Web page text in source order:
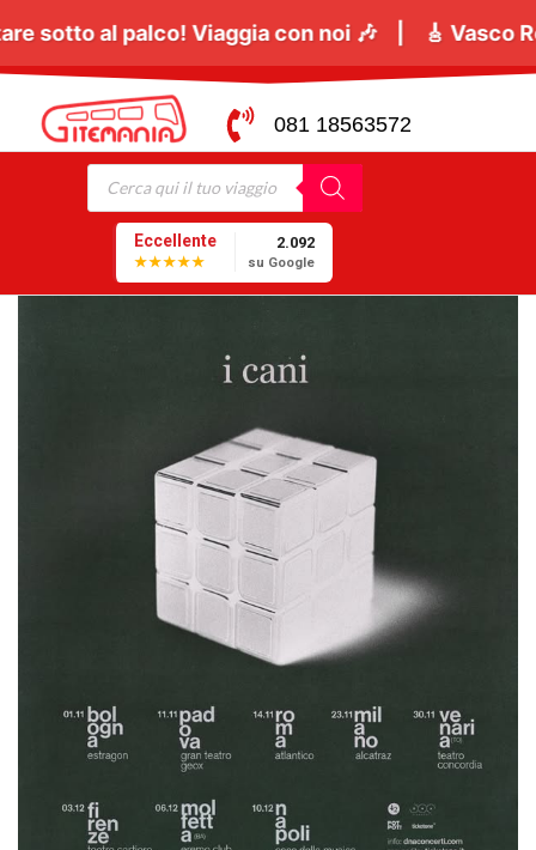
tutti a cantare sotto al palco! Viaggia con noi 🎶
081 18563572
Eccellente
★★★★★
2.092
su Google